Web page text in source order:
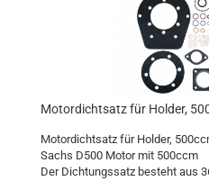
Motordichtsatz für Holder,
Motordichtsatz für Holder,
Sachs D500 Motor mit 500ccm
Der Dichtungssatz besteht aus